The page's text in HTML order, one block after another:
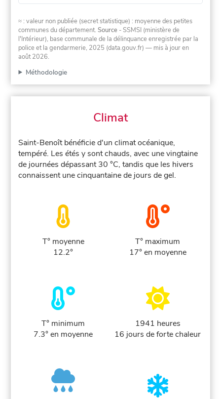
≈ : valeur non publiée (secret statistique) : moyenne des petites
communes du département.Source - SSMSI (ministère de
l'Intérieur), base communale de la délinquance enregistrée par la
police et la gendarmerie, 2025 (data.gouv.fr) — mis à jour en
août 2026.
Méthodologie
Climat
Saint-Benoît bénéficie d'un climat océanique,
tempéré. Les étés y sont chauds, avec une vingtaine
de journées dépassant 30 °C, tandis que les hivers
connaissent une cinquantaine de jours de gel.
T° moyenne
12.2°
T° maximum
17° en moyenne
T° minimum
7.3° en moyenne
1941 heures
16 jours de forte chaleur